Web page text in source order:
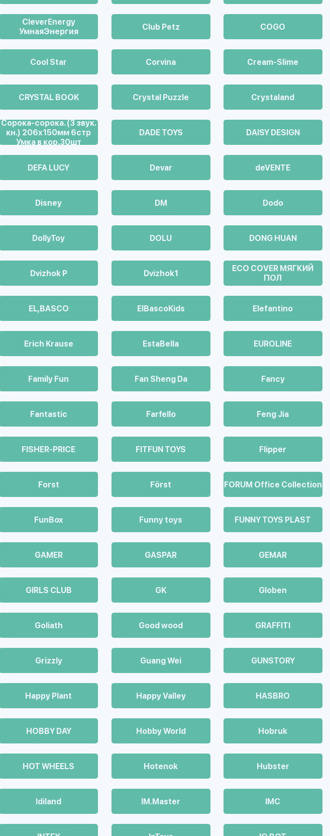
CleverEnergy
УмнаяЭнергия
Club Petz COGO
Cool Star Corvina Cream-Slime
CRYSTAL BOOK Crystal Puzzle Crystaland
Cорока-сорока. (3 звук.
кн.) 206х150мм 6стр
Умка в кор.30шт
DADE TOYS DAISY DESIGN
DEFA LUCY Devar deVENTE
Disney DM Dodo
DollyToy DOLU DONG HUAN
Dvizhok Р Dvizhok1
ECO COVER МЯГКИЙ
ПОЛ
EL,BASCO ElBascoKids Elefantino
Erich Krause EstaBella EUROLINE
Family Fun Fan Sheng Da Fancy
Fantastic Farfello Feng Jia
FISHER-PRICE FITFUN TOYS Flipper
Forst Först FORUM Office Collection
FunBox Funny toys FUNNY TOYS PLAST
GAMER GASPAR GEMAR
GIRLS CLUB GK Globen
Goliath Good wood GRAFFITI
Grizzly Guang Wei GUNSTORY
Happy Plant Happy Valley HASBRO
HOBBY DAY Hobby World Hobruk
HOT WHEELS Hotenok Hubster
Idiland IM.Master IMC